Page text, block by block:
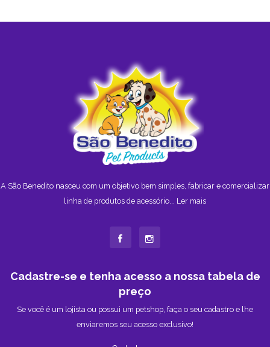
A São Benedito nasceu com um objetivo bem simples, fabricar e comercializar
linha de produtos de acessório... Ler mais
Cadastre-se e tenha acesso a nossa tabela de
preço
Se você é um lojista ou possui um petshop, faça o seu cadastro e lhe
enviaremos seu acesso exclusivo!